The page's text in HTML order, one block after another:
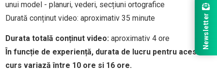
unui model - planuri, vederi, secțiuni ortografice
Durată conținut video: aproximativ 35 minute
Durata totală conținut video: aproximativ 4 ore
În funcție de experiență, durata de lucru pentru acest
curs variază între 10 ore si 16 ore.
Newsletter